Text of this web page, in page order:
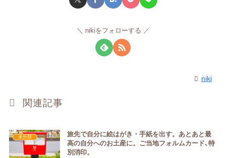
nikiをフォローする
niki
関連記事
未分類
旅先で自分に絵はがき・手紙を出す。あとあと最
高の自分へのお土産に。ご当地フォルムカード､特
別消印。